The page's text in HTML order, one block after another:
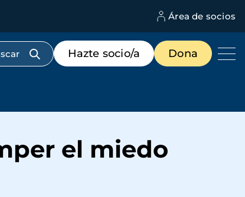
Área de socios
Menú
de
destacados
Hazte socio/a Dona
el miedo